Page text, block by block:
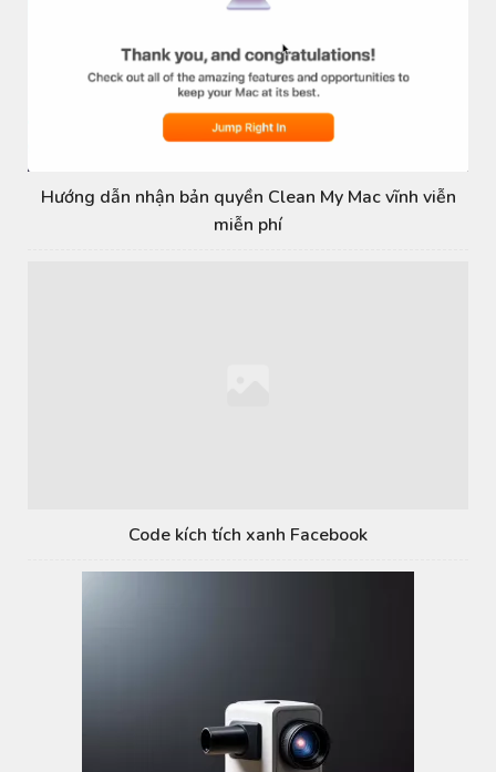
Hướng dẫn nhận bản quyền Clean My Mac vĩnh viễn
miễn phí
Code kích tích xanh Facebook